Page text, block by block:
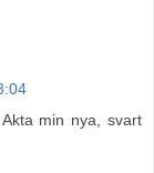
min nya, svart